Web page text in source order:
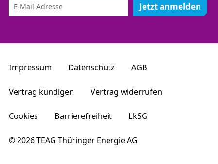
Jetzt anmelden
Impressum Datenschutz AGB
Vertrag kündigen Vertrag widerrufen
Cookies Barrierefreiheit LkSG
© 2026 TEAG Thüringer Energie AG